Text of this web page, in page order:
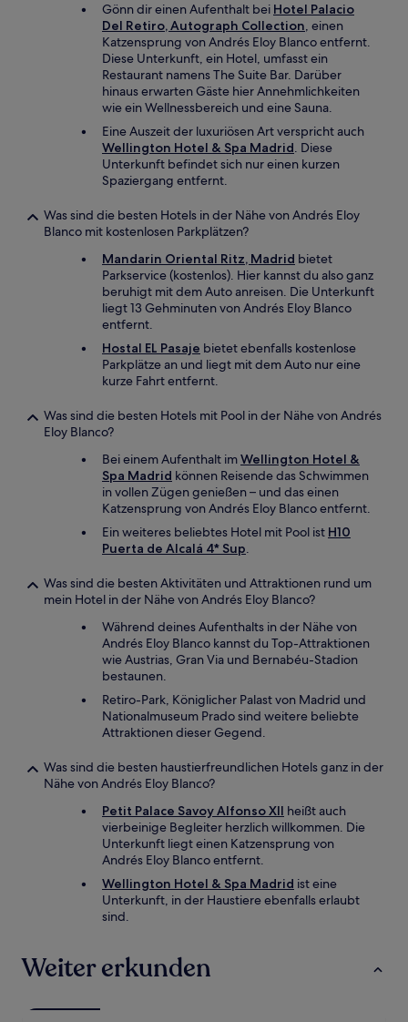
Gönn dir einen Aufenthalt bei Hotel Palacio
Del Retiro, Autograph Collection, einen
Katzensprung von Andrés Eloy Blanco entfernt.
Diese Unterkunft, ein Hotel, umfasst ein
Restaurant namens The Suite Bar. Darüber
hinaus erwarten Gäste hier Annehmlichkeiten
wie ein Wellnessbereich und eine Sauna.
Eine Auszeit der luxuriösen Art verspricht auch
Wellington Hotel & Spa Madrid. Diese
Unterkunft befindet sich nur einen kurzen
Spaziergang entfernt.
Was sind die besten Hotels in der Nähe von Andrés Eloy
Blanco mit kostenlosen Parkplätzen?
Mandarin Oriental Ritz, Madrid bietet
Parkservice (kostenlos). Hier kannst du also ganz
beruhigt mit dem Auto anreisen. Die Unterkunft
liegt 13 Gehminuten von Andrés Eloy Blanco
entfernt.
Hostal EL Pasaje bietet ebenfalls kostenlose
Parkplätze an und liegt mit dem Auto nur eine
kurze Fahrt entfernt.
Was sind die besten Hotels mit Pool in der Nähe von Andrés
Eloy Blanco?
Bei einem Aufenthalt imWellington Hotel &
Spa Madrid können Reisende das Schwimmen
in vollen Zügen genießen – und das einen
Katzensprung von Andrés Eloy Blanco entfernt.
Ein weiteres beliebtes Hotel mit Pool ist H10
Puerta de Alcalá 4* Sup.
Was sind die besten Aktivitäten und Attraktionen rund um
mein Hotel in der Nähe von Andrés Eloy Blanco?
Während deines Aufenthalts in der Nähe von
Andrés Eloy Blanco kannst du Top-Attraktionen
wie Austrias, Gran Via und Bernabéu-Stadion
bestaunen.
Retiro-Park, Königlicher Palast von Madrid und
Nationalmuseum Prado sind weitere beliebte
Attraktionen dieser Gegend.
Was sind die besten haustierfreundlichen Hotels ganz in der
Nähe von Andrés Eloy Blanco?
Petit Palace Savoy Alfonso XII heißt auch
vierbeinige Begleiter herzlich willkommen. Die
Unterkunft liegt einen Katzensprung von
Andrés Eloy Blanco entfernt.
Wellington Hotel & Spa Madrid ist eine
Unterkunft, in der Haustiere ebenfalls erlaubt
sind.
Weiter erkunden